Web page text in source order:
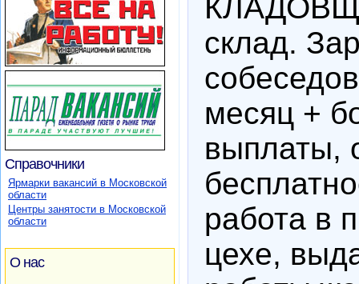
Справочники
Ярмарки вакансий в Московской
области
Центры занятости в Московской
области
О нас
склад.
месяц +
выплаты,
работа в
цехе,